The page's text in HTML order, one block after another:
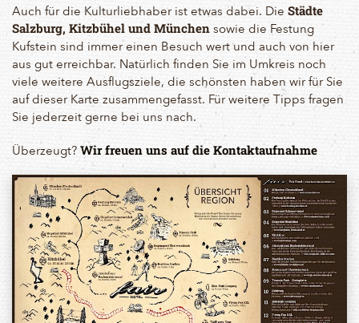
Auch für die Kulturliebhaber ist etwas dabei. Die Städte
Salzburg, Kitzbühel und München sowie die Festung
Kufstein sind immer einen Besuch wert und auch von hier
aus gut erreichbar. Natürlich finden Sie im Umkreis noch
viele weitere Ausflugsziele, die schönsten haben wir für Sie
auf dieser Karte zusammengefasst. Für weitere Tipps fragen
Sie jederzeit gerne bei uns nach.
Überzeugt? Wir freuen uns auf die Kontaktaufnahme